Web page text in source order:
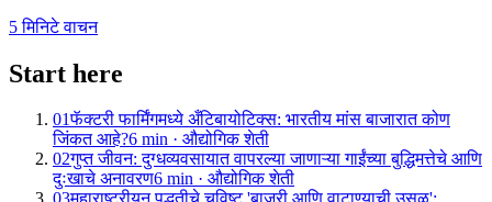
5 मिनिटे वाचन
Start here
01फॅक्टरी फार्मिंगमध्ये अँटिबायोटिक्स: भारतीय मांस बाजारात कोण
जिंकत आहे?6 min · औद्योगिक शेती
02गुप्त जीवन: दुग्धव्यवसायात वापरल्या जाणाऱ्या गाईंच्या बुद्धिमत्तेचे आणि
दुःखाचे अनावरण6 min · औद्योगिक शेती